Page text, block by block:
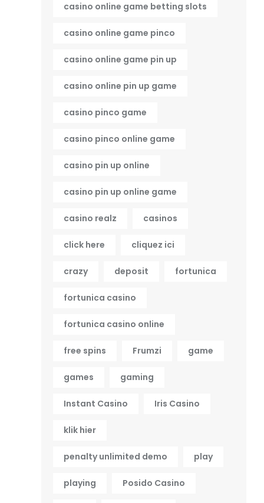
casino online game betting slots
casino online game pinco
casino online game pin up
casino online pin up game
casino pinco game
casino pinco online game
casino pin up online
casino pin up online game
casino realz casinos
click here cliquez ici
crazy deposit fortunica
fortunica casino
fortunica casino online
free spins Frumzi game
games gaming
Instant Casino Iris Casino
klik hier
penalty unlimited demo play
playing Posido Casino